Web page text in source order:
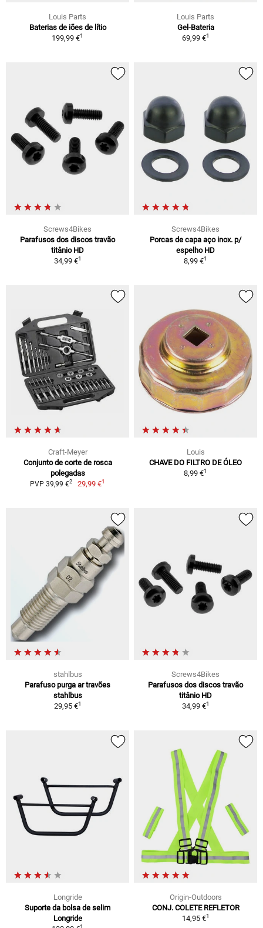
Louis Parts
Baterias de iões de lítio
199,99 €1
Louis Parts
Gel-Bateria
69,99 €1
Screws4Bikes
Parafusos dos discos travão
titânio HD
34,99 €1
Screws4Bikes
Porcas de capa aço inox. p/
espelho HD
8,99 €1
Craft-Meyer
Conjunto de corte de rosca
polegadas
PVP 39,99 €2 29,99 €1
Louis
CHAVE DO FILTRO DE ÓLEO
8,99 €1
stahlbus
Parafuso purga ar travões
stahlbus
29,95 €1
Screws4Bikes
Parafusos dos discos travão
titânio HD
34,99 €1
Longride
Suporte da bolsa de selim
Longride
1
Origin-Outdoors
CONJ. COLETE REFLETOR
14,95 €1